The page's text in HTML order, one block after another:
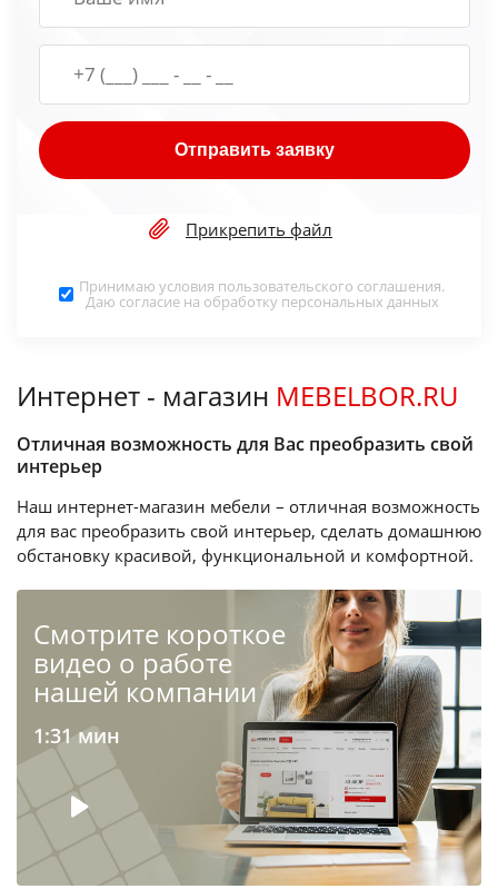
Отправить заявку
Прикрепить файл
Принимаю условия пользовательского соглашения.
Даю согласие на обработку персональных данных
Интернет - магазин MEBELBOR.RU
Отличная возможность для Вас преобразить свой
интерьер
Наш интернет-магазин мебели – отличная возможность
для вас преобразить свой интерьер, сделать домашнюю
обстановку красивой, функциональной и комфортной.
Cмотрите короткое
видео о работе
нашей компании
1:31 мин